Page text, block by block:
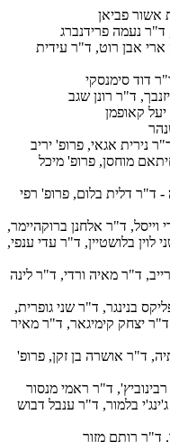
אשור פביאן
ד"ר נעמה פרידנברג
אבן רוט, ד"ר עידית
דוד סימנסקי
ד"ר רונן שגב
יעל קאופמן
נירית אגאי, פרופ' יריב
מוחסן, פרופ' מיכל
- ד"ר דלית בלום, פרופ' רפי
וייסל, ד"ר אלחנן ברוקהיימר,
לוין בלושטיין, ד"ר עדי ענפי,
ד"ר מאיה ורדי, ד"ר לינה
בנינגר, ד"ר שני גופרית,
ד"ר יצחק קימיגאר, ד"ר מאיר
ד"ר אושרה בן זקן, פרופ'
רבינוביץ', ד"ר ראמי מנסור
ג'ינג'י בלמור, ד"ר ענבל דבוש
ד"ר רותם מזור